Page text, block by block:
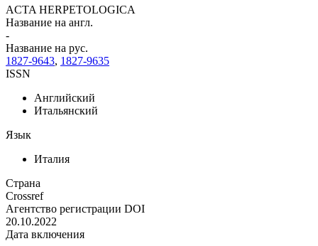
ACTA HERPETOLOGICA
Название на англ.
-
Название на рус.
1827-9643, 1827-9635
ISSN
Английский
Итальянский
Язык
Италия
Страна
Crossref
Агентство регистрации DOI
20.10.2022
Дата включения